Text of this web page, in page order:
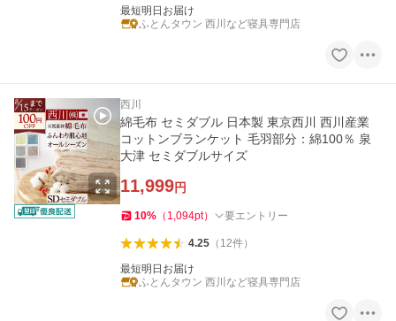
最短明日お届け
ふとんタウン 西川など寝具専門店
西川
綿毛布 セミダブル 日本製 東京西川 西川産業
コットンブランケット 毛羽部分：綿100％ 泉
大津 セミダブルサイズ
11,999円
10% （ 1,094pt） 要エントリー
4.25（ 12件）
最短明日お届け
ふとんタウン 西川など寝具専門店